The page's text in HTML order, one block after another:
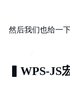
然后我们也给一
▍WPS-JS